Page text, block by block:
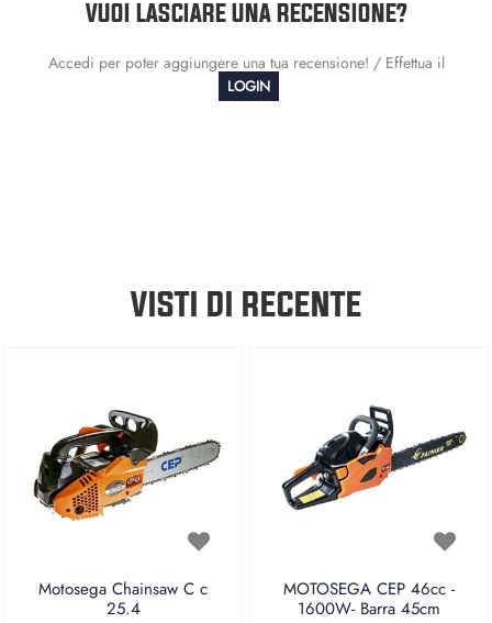
VUOI LASCIARE UNA RECENSIONE?
Accedi per poter aggiungere una tua recensione! / Effettua il
LOGIN
VISTI DI RECENTE
Motosega Chainsaw C c
25.4
MOTOSEGA CEP 46cc -
1600W- Barra 45cm